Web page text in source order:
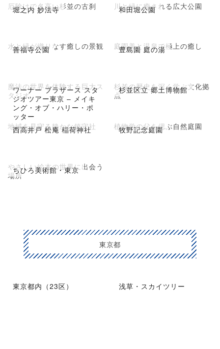
堀之内 妙法寺
厄除けで名高い杉並の古刹 和田堀公園
川と緑に癒される広大公園
善福寺公園
水と緑が織りなす癒しの景観 豊島園 庭の湯
庭園美と温泉で極上の癒し
ワーナー ブラザース スタ
ジオツアー東京 – メイキ
ング・オブ・ハリー・ポ
ッター
魔法の世界を体験する巨大ス
タジオ
杉並区立 郷土博物館
杉並の歴史を深く学ぶ文化拠
点
西高井戸 松庵 稲荷神社
地域を見守る静かな鎮守社 牧野記念庭園
植物学の父を偲ぶ自然庭園
ちひろ美術館・東京
やさしい絵本の世界に出会う
場所
東京都
東京都内（23区） 浅草・スカイツリー